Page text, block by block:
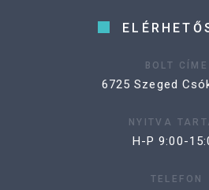
BOLT CÍME
6725 Szeged
NYITVA
H-P 9:00-
TELEFON